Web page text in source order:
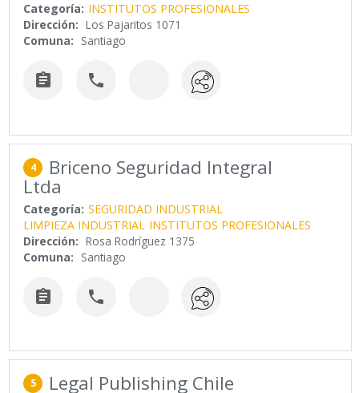
Categoría: INSTITUTOS PROFESIONALES
Dirección: Los Pajaritos 1071
Comuna: Santiago
 
4 Briceno Seguridad Integral
Ltda
Categoría: SEGURIDAD INDUSTRIAL
LIMPIEZA INDUSTRIAL INSTITUTOS PROFESIONALES
Dirección: Rosa Rodríguez 1375
Comuna: Santiago
 
5 Legal Publishing Chile